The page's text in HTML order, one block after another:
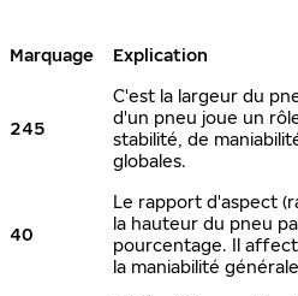
Marquage Explication
245
C'est la largeur du
d'un pneu joue un
stabilité, de
globales.
40
Le rapport d'aspect
la hauteur du pneu
pourcentage. Il
la maniabilité